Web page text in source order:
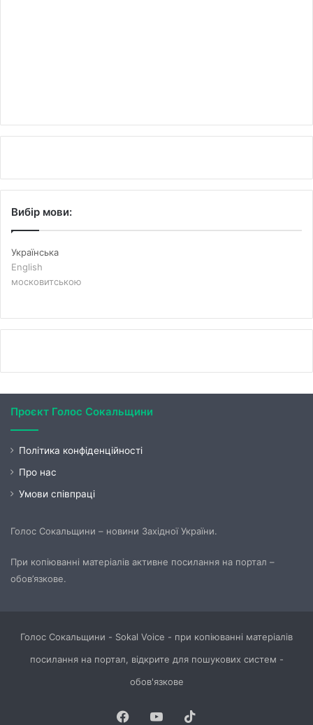
Вибір мови:
Українська
English
московитською
Проєкт Голос Сокальщини
Політика конфіденційності
Про нас
Умови співпраці
Голос Сокальщини – новини Західної України.
При копіюванні матеріалів активне посилання на портал –
обов’язкове.
Голос Сокальщини - Sokal Voice - при копіюванні матеріалів
посилання на портал, відкрите для пошукових систем -
обов'язкове
Facebook
YouTube